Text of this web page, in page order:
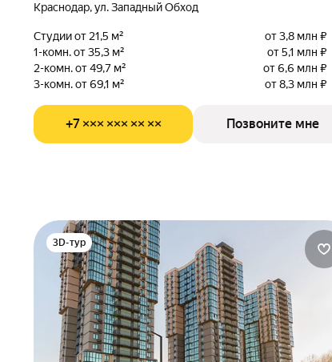
Краснодар, ул. Западный Обход
Студии от 21,5 м²
от 3,8 млн ₽
1-комн. от 35,3 м²
от 5,1 млн ₽
2-комн. от 49,7 м²
от 6,6 млн ₽
3-комн. от 69,1 м²
от 8,3 млн ₽
+7 ××× ××× ×× ×× Позвоните мне
3D-тур